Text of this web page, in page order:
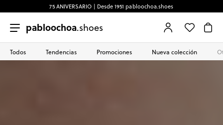
75 ANIVERSARIO | Desde 1951 pabloochoa.shoes
pabloochoa.shoes
Todos Tendencias Promociones Nueva colección